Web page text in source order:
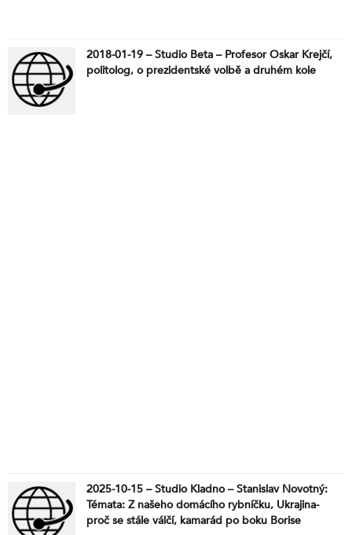
2018-01-19 – Studio Beta – Profesor Oskar Krejčí,
politolog, o prezidentské volbě a druhém kole
2025-10-15 – Studio Kladno – Stanislav Novotný:
Témata: Z našeho domácího rybníčku, Ukrajina-
proč se stále válčí, kamarád po boku Borise